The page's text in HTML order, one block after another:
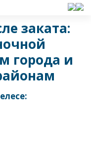
заката:
города и